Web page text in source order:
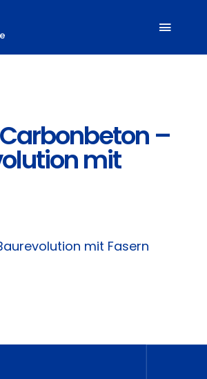
–
mit
mit Fasern